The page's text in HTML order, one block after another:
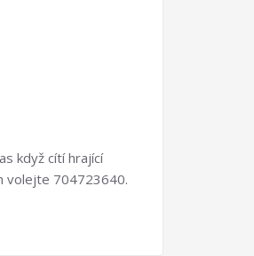
když cítí hrající
volejte 704723640.